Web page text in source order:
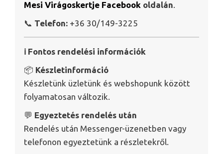
Mesi Virágoskertje Facebook oldalán.
📞 Telefon: +36 30/149-3225
ℹ️ Fontos rendelési információk
📦 Készletinformáció
Készletünk üzletünk és webshopunk között
folyamatosan változik.
💬 Egyeztetés rendelés után
Rendelés után Messenger-üzenetben vagy
telefonon egyeztetünk a részletekről.